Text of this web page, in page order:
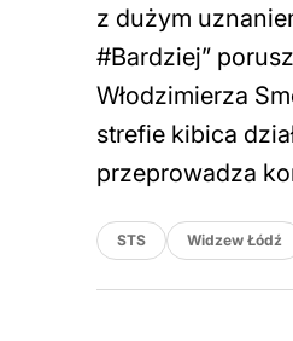
z dużym
#Bardziej”
Włodzimierza
strefie kibica
przeprowadza
STS Widzew Łódź